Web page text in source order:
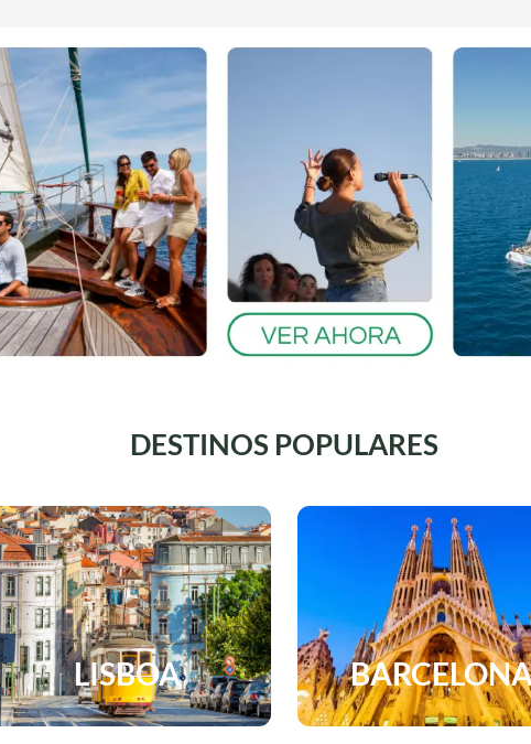
DESTINOS POPULARES
LISBOA